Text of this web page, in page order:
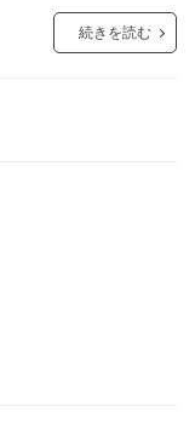
続きを読む